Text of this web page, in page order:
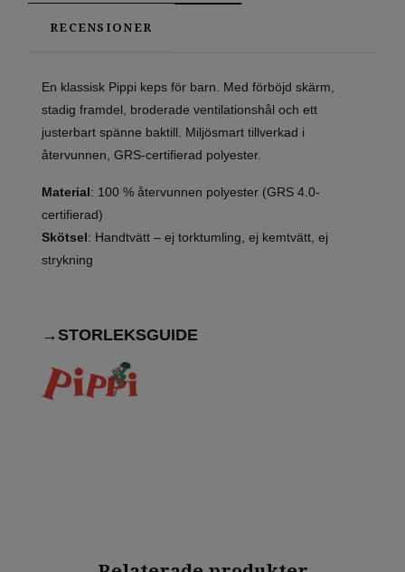
RECENSIONER
En klassisk Pippi keps för barn. Med förböjd skärm,
stadig framdel, broderade ventilationshål och ett
justerbart spänne baktill. Miljösmart tillverkad i
återvunnen, GRS-certifierad polyester.
Material: 100 % återvunnen polyester (GRS 4.0-
certifierad)
Skötsel: Handtvätt – ej torktumling, ej kemtvätt, ej
strykning
→STORLEKSGUIDE